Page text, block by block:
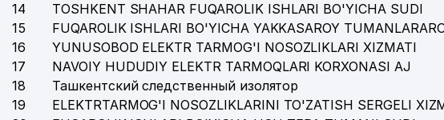
14
TOSHKENT SHAHAR FUQAROLIK ISHLARI BO'YICHA SUDI
15
FUQAROLIK ISHLARI BO'YICHA YAKKASAROY
16
YUNUSOBOD ELEKTR TARMOG'I NOSOZLIKLARI XIZMATI
17
NAVOIY HUDUDIY ELEKTR TARMOQLARI KORXONASI AJ
18
Ташкентский следственный изолятор
19
ELEKTRTARMOG'I NOSOZLIKLARINI TO'ZATISH SERGELI